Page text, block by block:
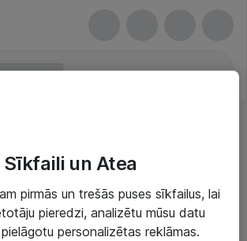
Pakalpojumi
Sīkfaili un Atea
pirmās un trešās puses sīkfailus, lai
pieredzi, analizētu mūsu datu
personalizētas reklāmas.